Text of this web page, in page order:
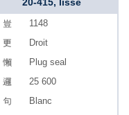
1148
Droit
Plug seal
25 600
Blanc